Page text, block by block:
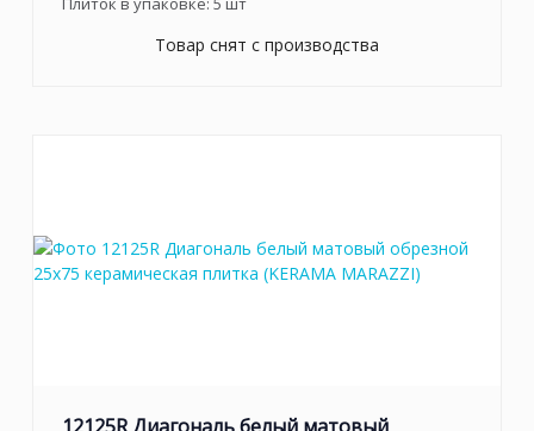
Товар снят с производства